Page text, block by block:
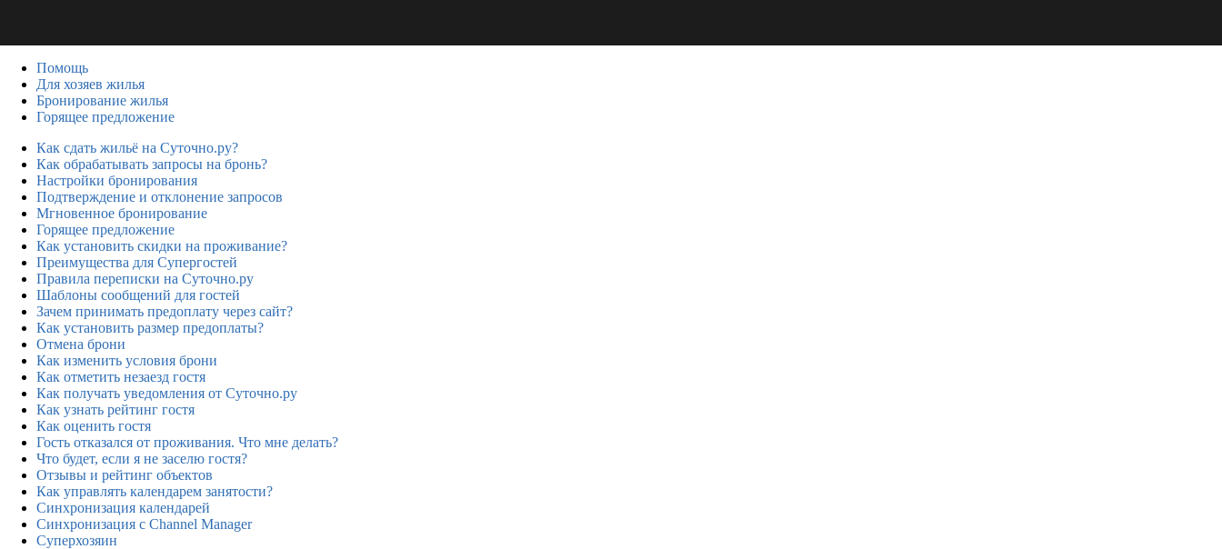
Помощь
Для хозяев жилья
Бронирование жилья
Горящее предложение
Как сдать жильё на Суточно.ру?
Как обрабатывать запросы на бронь?
Настройки бронирования
Подтверждение и отклонение запросов
Мгновенное бронирование
Горящее предложение
Как установить скидки на проживание?
Преимущества для Супергостей
Правила переписки на Суточно.ру
Шаблоны сообщений для гостей
Зачем принимать предоплату через сайт?
Как установить размер предоплаты?
Отмена брони
Как изменить условия брони
Как отметить незаезд гостя
Как получать уведомления от Суточно.ру
Как узнать рейтинг гостя
Как оценить гостя
Гость отказался от проживания. Что мне делать?
Что будет, если я не заселю гостя?
Отзывы и рейтинг объектов
Как управлять календарем занятости?
Синхронизация календарей
Синхронизация с Channel Manager
Суперхозяин